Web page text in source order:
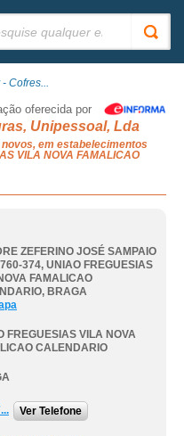
Cofres...
oferecida por
Unipessoal, Lda
em estabelecimentos
VILA NOVA FAMALICAO
ZEFERINO JOSÉ SAMPAIO
374, UNIAO FREGUESIAS
FAMALICAO
, BRAGA
FREGUESIAS VILA NOVA
CALENDARIO
Ver Telefone